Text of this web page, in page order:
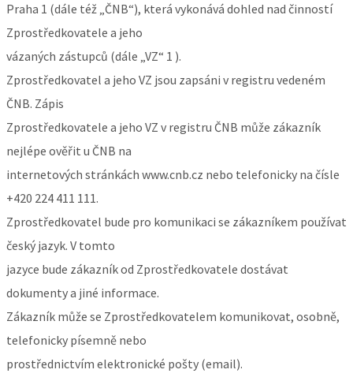
Praha 1 (dále též „ČNB“), která vykonává dohled nad činností
Zprostředkovatele a jeho
vázaných zástupců (dále „VZ“ 1 ).
Zprostředkovatel a jeho VZ jsou zapsáni v registru vedeném
ČNB. Zápis
Zprostředkovatele a jeho VZ v registru ČNB může zákazník
nejlépe ověřit u ČNB na
internetových stránkách www.cnb.cz nebo telefonicky na čísle
+420 224 411 111.
Zprostředkovatel bude pro komunikaci se zákazníkem používat
český jazyk. V tomto
jazyce bude zákazník od Zprostředkovatele dostávat
dokumenty a jiné informace.
Zákazník může se Zprostředkovatelem komunikovat, osobně,
telefonicky písemně nebo
prostřednictvím elektronické pošty (email).